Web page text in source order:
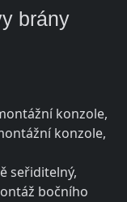
brány
konzole,
konzole,
seřiditelný,
bočního